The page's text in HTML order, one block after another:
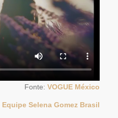
Fonte: VOGUE México
Equipe Selena Gomez Brasil